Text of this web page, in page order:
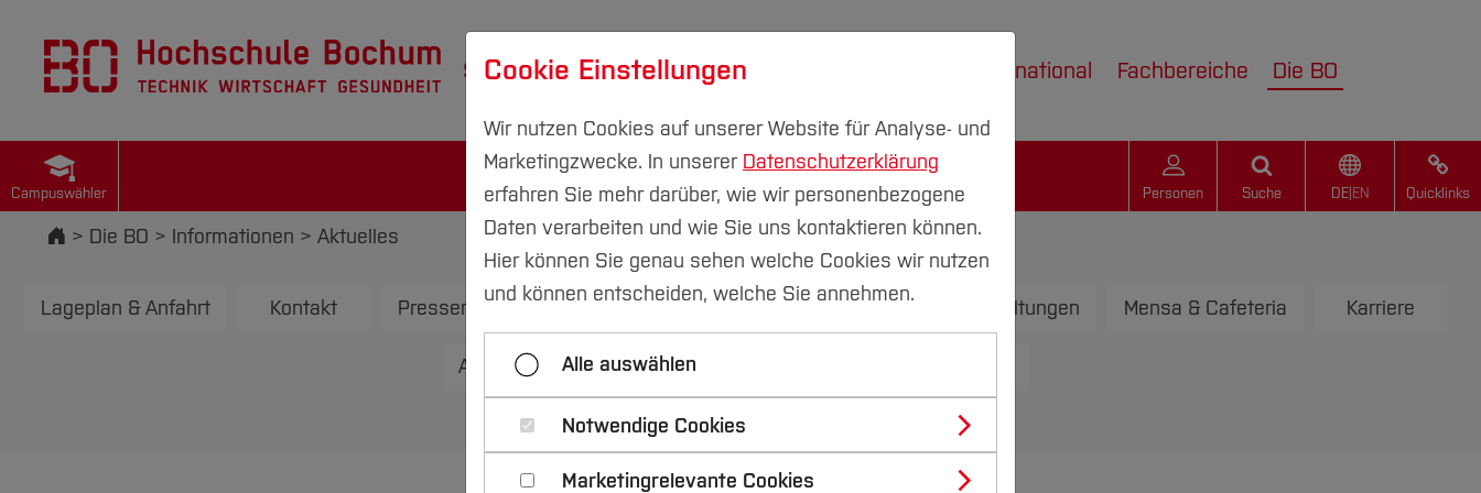
Studium Forschung & Transfer International Fachbereiche Die BO
Campuswähler Personen Suche DE| EN Quicklinks
Startseite
Die BO Informationen Aktuelles
Lageplan & Anfahrt Kontakt Pressemitteilungen Online-Magazin Aktuelles Veranstaltungen Mensa & Cafeteria Karriere
Amtliche Bekanntmachungen
Cookie Einstellungen
Wir nutzen Cookies auf unserer Website für Analyse- und
Marketingzwecke. In unserer Datenschutzerklärung
erfahren Sie mehr darüber, wie wir personenbezogene
Daten verarbeiten und wie Sie uns kontaktieren können.
Hier können Sie genau sehen welche Cookies wir nutzen
und können entscheiden, welche Sie annehmen.
Alle auswählen
Notwendige Cookies
Marketingrelevante Cookies